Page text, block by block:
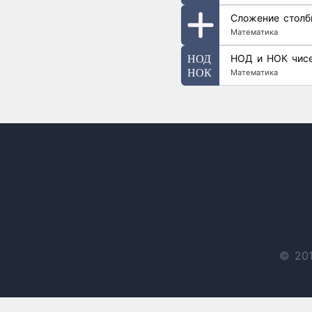
Сложение
Математика
НОД и НОК
Математика
©